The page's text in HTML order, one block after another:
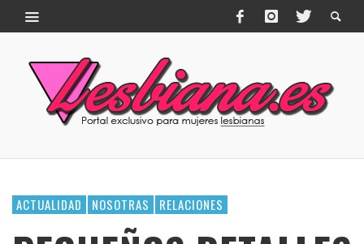
ACTUALIDAD NOSOTRAS RELACIONES